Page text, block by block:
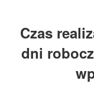
Czas
dni